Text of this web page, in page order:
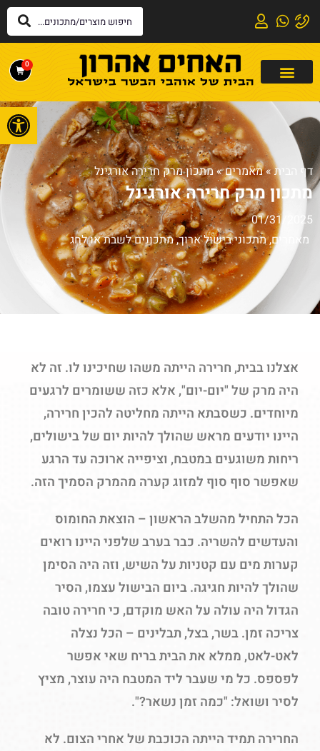
0
דף הבית»מאמרים»מתכון מרק חרירה אורגינל
מתכון מרק חרירה אורגינל
01/31/2025
מאמרים,מתכוני בישול ארוך,מתכונים לשבת או לחג
אצלנו בבית, חרירה הייתה משהו שחיכינו לו. זה לא
היה מרק של "יום-יום", אלא כזה ששומרים לרגעים
מיוחדים. כשסבתא הייתה מחליטה להכין חרירה,
היינו יודעים מראש שהולך להיות יום של בישולים,
ריחות משוגעים במטבח, וציפייה ארוכה עד הרגע
שאפשר סוף סוף למזוג קערה מהמרק הסמיך הזה.
הכל התחיל מהשלב הראשון – הוצאת החומוס
והעדשים להשריה. כבר בערב שלפני היינו רואים
קערות מים עם קטניות על השיש, וזה היה הסימן
שהולך להיות חגיגה. ביום הבישול עצמו, הסיר
הגדול היה עולה על האש מוקדם, כי חרירה טובה
צריכה זמן. בשר, בצל, תבלינים – הכל נצלה
לאט-לאט, ממלא את הבית בריח שאי אפשר
לפספס. כל מי שעבר ליד המטבח היה עוצר, מציץ
לסיר ושואל: "כמה זמן נשאר?".
החרירה תמיד הייתה הכוכבת של אחרי הצום. לא